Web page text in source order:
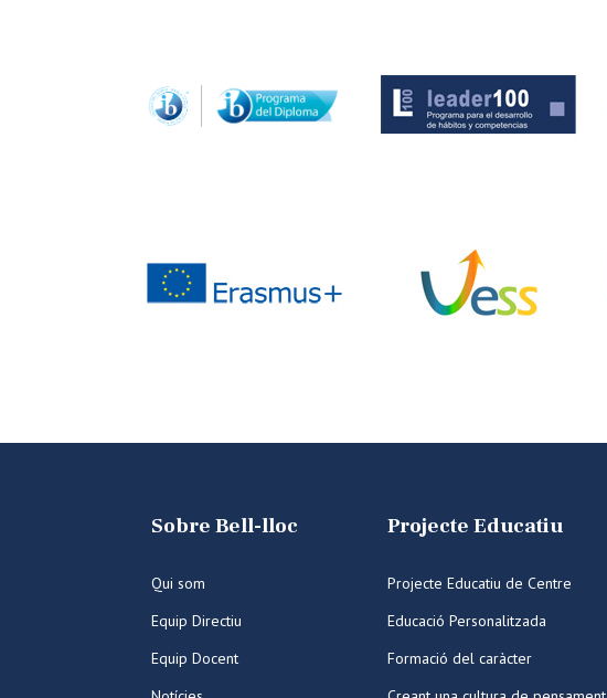
Sobre Bell-lloc
Qui som
Equip Directiu
Equip Docent
Projecte Educatiu
Projecte Educatiu de Centre
Educació Personalitzada
Formació del caràcter